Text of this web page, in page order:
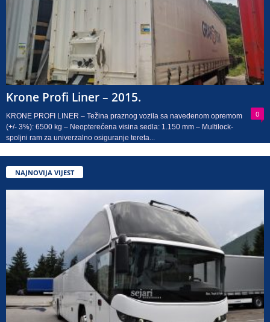
Krone Profi Liner – 2015.
0
KRONE PROFI LINER – Težina praznog vozila sa navedenom opremom
(+/- 3%): 6500 kg – Neopterećena visina sedla: 1.150 mm – Multilock-
spoljni ram za univerzalno osiguranje tereta...
NAJNOVIJA VIJEST